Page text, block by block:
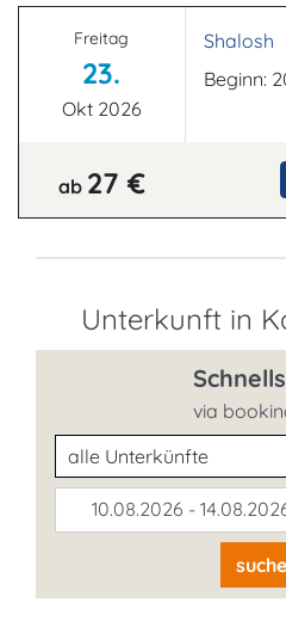
Freitag
23.
Okt 2026
Shalosh
Beginn:
ab 27 €
Unterkunft in
via
Unterkunftsart
10.08.2026 -